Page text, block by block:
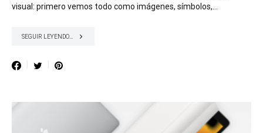
visual: primero vemos todo como imágenes, símbolos,…
SEGUIR LEYENDO...